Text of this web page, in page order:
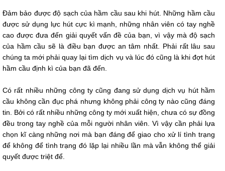
Đảm bảo được độ sạch của hầm cầu sau khi hút. Những hầm cầu
được sử dụng lực hút cực kì mạnh, những nhân viên có tay nghề
cao được đưa đến giải quyết vấn đề của bạn, vì vậy mà độ sạch
của hầm cầu sẽ là điều bạn được an tâm nhất. Phải rất lâu sau
chúng ta mới phải quay lại tìm dịch vụ và lúc đó cũng là khi đợt hút
hầm cầu định kì của bạn đã đến.
Có rất nhiều những công ty cũng đang sử dụng dịch vụ hút hầm
cầu không cần đục phá nhưng không phải công ty nào cũng đáng
tin. Bởi có rất nhiều những công ty mới xuất hiện, chưa có sự đồng
đều trong tay nghề của mỗi người nhân viên. Vì vậy cần phải lựa
chọn kĩ càng những nơi mà bạn đáng để giao cho xử lí tình trạng
để không để tình trạng đó lặp lại nhiều lần mà vẫn không thể giải
quyết được triệt để.